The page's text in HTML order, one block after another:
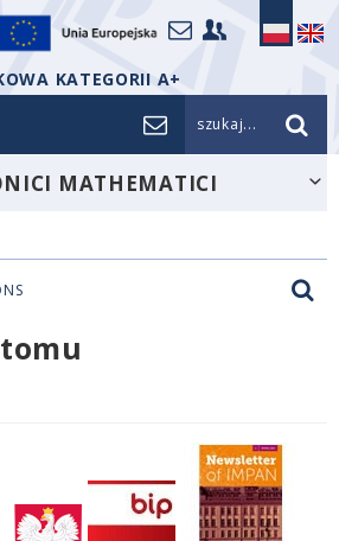
KATEGORII A+
szukaj...
MATHEMATICI